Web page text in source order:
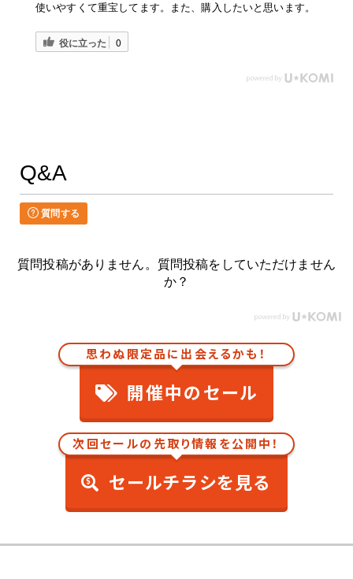
使いやすくて重宝してます。また、購入したいと思います。
役に立った 0
Q&A
質問する
質問投稿がありません。質問投稿をしていただけません
か？
思わぬ限定品に出会えるかも！
開催中のセール
次回セールの先取り情報を公開中！
セールチラシを見る